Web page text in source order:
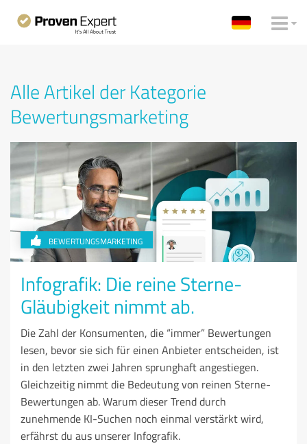
Alle Artikel der Kategorie
Bewertungsmarketing
BEWERTUNGSMARKETING
Infografik: Die reine Sterne-
Gläubigkeit nimmt ab.
Die Zahl der Konsumenten, die “immer” Bewertungen
lesen, bevor sie sich für einen Anbieter entscheiden, ist
in den letzten zwei Jahren sprunghaft angestiegen.
Gleichzeitig nimmt die Bedeutung von reinen Sterne-
Bewertungen ab. Warum dieser Trend durch
zunehmende KI-Suchen noch einmal verstärkt wird,
erfährst du aus unserer Infografik.